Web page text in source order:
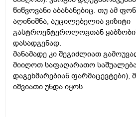
წიწვოვანი აბაზანებიც. თუ ამ
აღინიშნა, აუცილებელია ვიზიტი
გასტროენტეროლოგთან
დასადგენად.
მანამადე კი შეგიძლიათ
მიიღოთ საფაღარათო საშუალება
დაგეხმარებიან ფარმაცევტები),
იშვიათი უნდა იყოს.